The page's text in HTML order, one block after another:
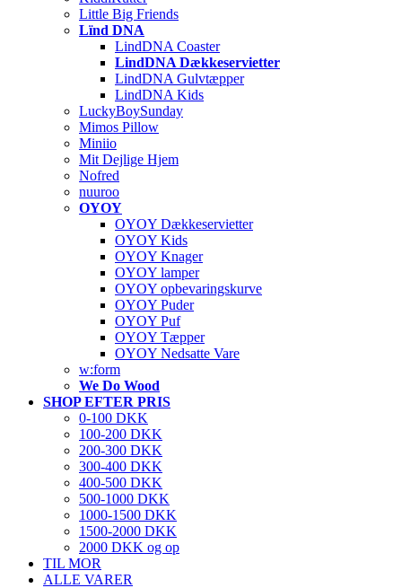
Little Big Friends
Lïnd DNA
LindDNA Coaster
LindDNA Dækkeservietter
LindDNA Gulvtæpper
LindDNA Kids
LuckyBoySunday
Mimos Pillow
Miniio
Mit Dejlige Hjem
Nofred
nuuroo
OYOY
OYOY Dækkeservietter
OYOY Kids
OYOY Knager
OYOY lamper
OYOY opbevaringskurve
OYOY Puder
OYOY Puf
OYOY Tæpper
OYOY Nedsatte Vare
w:form
We Do Wood
SHOP EFTER PRIS
0-100 DKK
100-200 DKK
200-300 DKK
300-400 DKK
400-500 DKK
500-1000 DKK
1000-1500 DKK
1500-2000 DKK
2000 DKK og op
TIL MOR
ALLE VARER